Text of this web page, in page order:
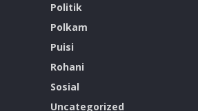
Politik
Polkam
Puisi
Rohani
Sosial
Uncategorized